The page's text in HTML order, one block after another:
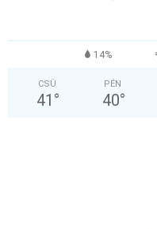
14%
CSÜ
41 °
PÉN
40°